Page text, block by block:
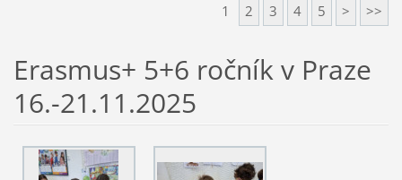
1 2 3 4 5 > >>
Erasmus+ 5+6 ročník v Praze
16.-21.11.2025